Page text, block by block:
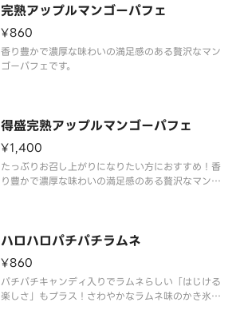
完熟アップルマンゴーパフェ
¥860
香り豊かで濃厚な味わいの満足感のある贅沢なマン
ゴーパフェです。
得盛完熟アップルマンゴーパフェ
¥1,400
たっぶりお召し上がりになりたい方におすすめ！香
り豊かで濃厚な味わいの満足感のある贅沢なマンゴ
ハロハロパチパチラムネ
¥860
パチパチキャンディ入りでラムネらしい「はじける
楽しさ」もプラス！さわやかなラムネ味のかき氷